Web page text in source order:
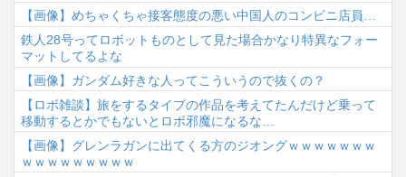
【画像】めちゃくちゃ接客態度の悪い中国人のコンビニ店員…
鉄人28号ってロボットものとして見た場合かなり特異なフォー
マットしてるよな
【画像】ガンダム好きな人ってこういうので抜くの？
【ロボ雑談】旅をするタイプの作品を考えてたんだけど乗って
移動するとかでもないとロボ邪魔になるな…
【画像】グレンラガンに出てくる方のジオングｗｗｗｗｗｗｗ
ｗｗｗｗｗｗｗｗｗ